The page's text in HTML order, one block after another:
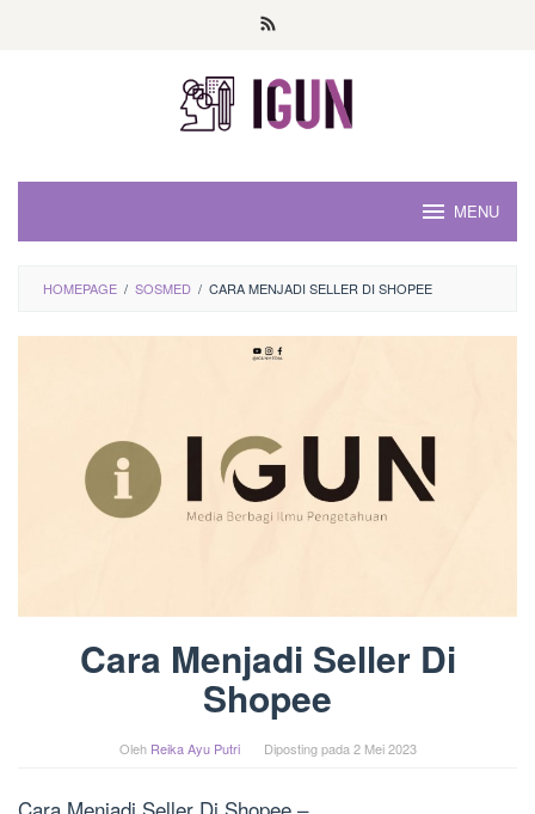
MENU
HOMEPAGE / SOSMED / CARA MENJADI SELLER DI SHOPEE
Cara Menjadi Seller Di
Shopee
Oleh Reika Ayu Putri Diposting pada 2 Mei 2023